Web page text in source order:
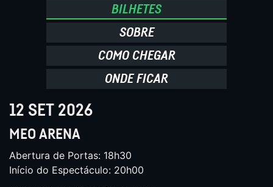
BILHETES
SOBRE
COMO CHEGAR
ONDE FICAR
12 SET 2026
MEO ARENA
Abertura de Portas: 18h30
Início do Espectáculo: 20h00